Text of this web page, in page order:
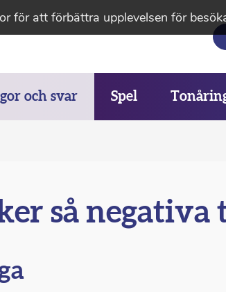
för att förbättra upplevelsen för
och svar Spel
så negativa